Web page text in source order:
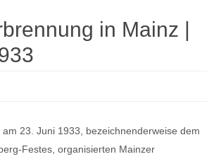
in Mainz |
23. Juni 1933, bezeichnenderweise dem
Festes, organisierten Mainzer